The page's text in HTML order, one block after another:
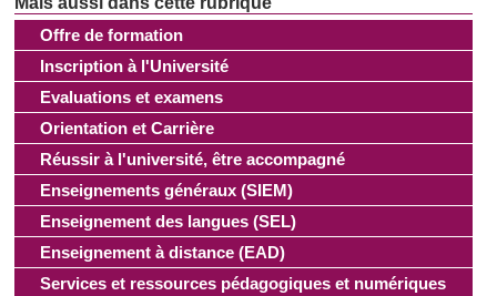
Offre de formation
Inscription à l'Université
Evaluations et examens
Orientation et Carrière
Réussir à l'université, être accompagné
Enseignements généraux (SIEM)
Enseignement des langues (SEL)
Enseignement à distance (EAD)
Services et ressources pédagogiques et numériques